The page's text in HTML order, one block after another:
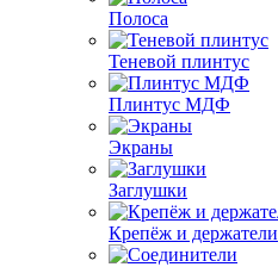
Полоса
Теневой плинтус
Плинтус МДФ
Экраны
Заглушки
Крепёж и держатели